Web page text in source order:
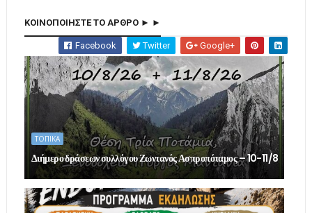
ΚΟΙΝΟΠΟΙΗΣΤΕ ΤΟ ΑΡΘΡΟ ► ►
Facebook Twitter Google+
ΤΟΠΙΚΑ
Διήμερο δράσεων συλλόγου Ζωντανός Ασπροπόταμος – 10-11/8